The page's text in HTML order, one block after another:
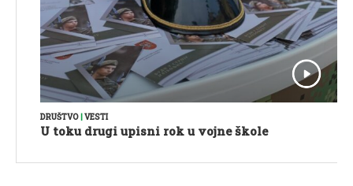
DRUŠTVO|VESTI
U toku drugi upisni rok u vojne škole